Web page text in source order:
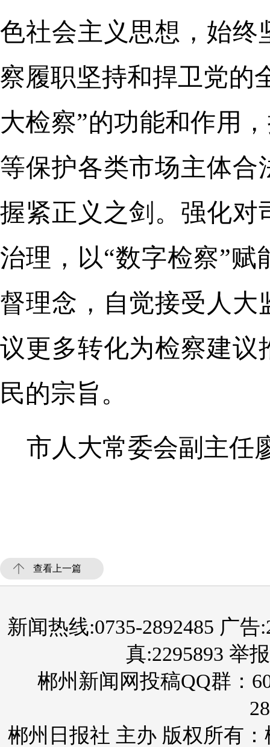
色社会主义思想，始终
察履职坚持和捍卫党的
大检察”的功能和作用
等保护各类市场主体
握紧正义之剑。强化对
治理，以“数字检察”
督理念，自觉接受人
议更多转化为检察建议
民的宗旨。
市人大常委会副主任
查看上一篇
新闻热线:0735-2892485 广告
真:2295893 举
郴州新闻网投稿QQ群：
郴州日报社 主办 版权所有